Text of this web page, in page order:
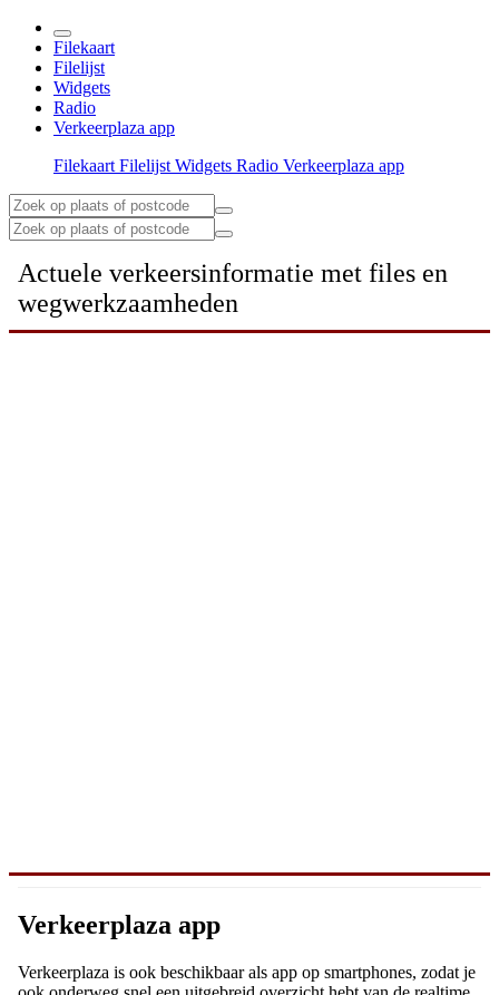
Filekaart
Filelijst
Widgets
Radio
Verkeerplaza app
Filekaart Filelijst Widgets Radio Verkeerplaza app
Actuele verkeersinformatie met files en
wegwerkzaamheden
Verkeerplaza app
Verkeerplaza is ook beschikbaar als app op smartphones, zodat je